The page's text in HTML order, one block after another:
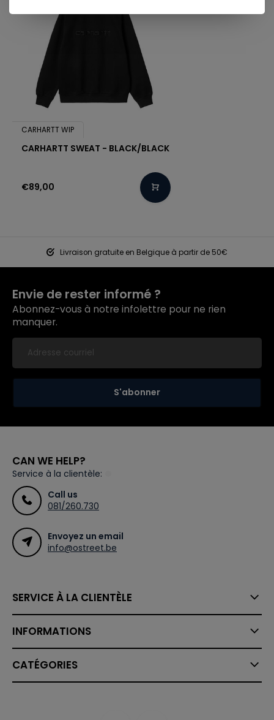
CARHARTT WIP
CARHARTT SWEAT - BLACK/BLACK
€89,00
Livraison gratuite en Belgique à partir de 50€
Envie de rester informé ?
Abonnez-vous à notre infolettre pour ne rien
manquer.
S'abonner
CAN WE HELP?
Service à la clientèle:
Call us
081/260.730
Envoyez un email
info@ostreet.be
SERVICE À LA CLIENTÈLE
INFORMATIONS
CATÉGORIES